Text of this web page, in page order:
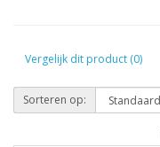
Vergelijk dit product (0)
Sorteren op: